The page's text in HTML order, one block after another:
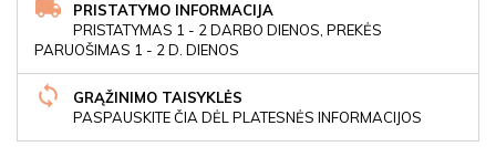
PRISTATYMO INFORMACIJA
PRISTATYMAS 1 - 2 DARBO DIENOS, PREKĖS
PARUOŠIMAS 1 - 2 D. DIENOS
GRĄŽINIMO TAISYKLĖS
PASPAUSKITE ČIA DĖL PLATESNĖS INFORMACIJOS